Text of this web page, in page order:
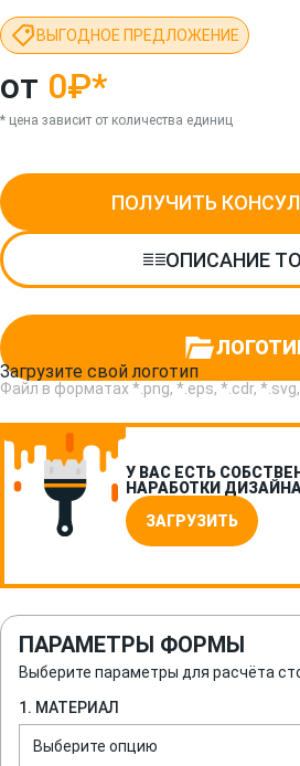
ВЫГОДНОЕ ПРЕДЛОЖЕНИЕ
от 0₽*
* цена зависит от количества единиц
ПОЛУЧИТЬ
ОПИСАНИЕ
Загрузите свой логотип
Файл в форматах *.png, *.eps, *.cdr,
У ВАС ЕСТЬ
НАРАБОТКИ
ЗАГРУЗИТЬ
ПАРАМЕТРЫ ФОРМЫ
Выберите параметры для расчёта
1. МАТЕРИАЛ
Выберите опцию